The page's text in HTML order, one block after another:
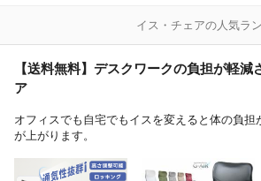
イス・チェアの人気ラ
【送料無料】デスクワークの負担が軽減
ア
オフィスでも自宅でもイスを変えると体の負担
が上がります。